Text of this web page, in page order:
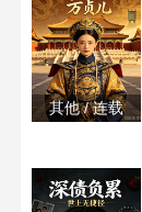
其他 / 连载